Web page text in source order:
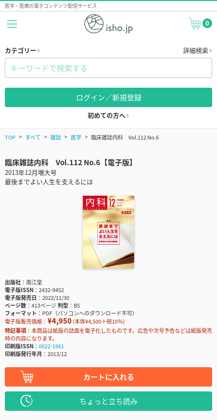
医学・医療の電子コンテンツ配信サービス
0
カテゴリー 詳細検索
ログイン／新規登録
初めての方へ
TOP すべて 雑誌 医学 臨床雑誌内科 Vol.112 No.6
臨床雑誌内科 Vol.112 No.6【電子版】
2013年12月増大号
最後までよい人生を支えるには
出版社
南江堂
電子版ISSN
2432-9452
電子版発売日
2022/11/30
ページ数
413ページ判型
B5
フォーマット
PDF（パソコンへのダウンロード不可）
電子版販売価格： ¥4,950(本体¥4,500＋税10％)
特記事項
本商品は紙版の誌面を電子化したものです。広告や次号予告などは紙版発売
時の内容になります。
印刷版ISSN
0022-1961
印刷版発行年月
2013/12
カートに入れる
ちょっと立ち読み